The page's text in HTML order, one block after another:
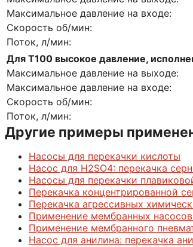
Максимальное давление на входе:
Скорость об/мин:
Поток, л/мин:
Для Т100 высокое давление,
Максимальное давление на выходе:
Максимальное давление на входе:
Скорость об/мин:
Поток, л/мин:
Другие примеры
Насосы для перекачки кислоты
Насос для H2SO4: перекачка
Насосы для перекачки
Перекачка концентрированной
Перекачка агрессивных
Применение мембранных
Применение мембранного
Насос для анилина: перекачка